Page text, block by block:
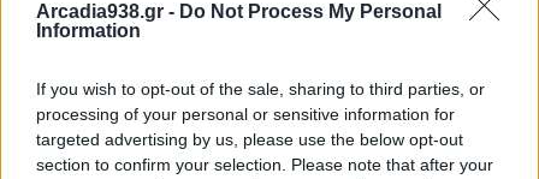
Arcadia938.gr - Do Not Process My Personal
Information
If you wish to opt-out of the sale, sharing to third parties, or
processing of your personal or sensitive information for
targeted advertising by us, please use the below opt-out
section to confirm your selection. Please note that after your